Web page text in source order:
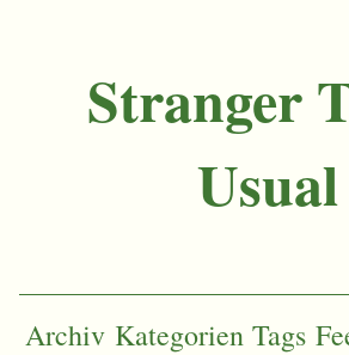
Stranger
Usual
Archiv Kategorien Tags